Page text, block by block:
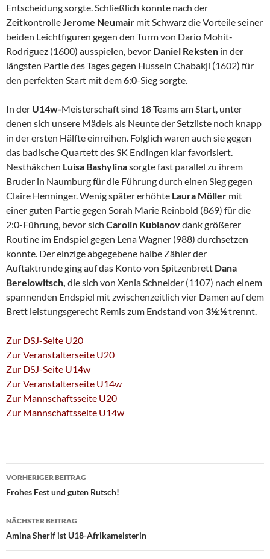
Entscheidung sorgte. Schließlich konnte nach der
ZeitkontrolleJerome Neumair mit Schwarz die Vorteile seiner
beiden Leichtfiguren gegen den Turm von Dario Mohit-
Rodriguez (1600) ausspielen, bevor Daniel Reksten in der
längsten Partie des Tages gegen Hussein Chabakji (1602) für
den perfekten Start mit dem6:0-Sieg sorgte.
In der U14w-Meisterschaft sind 18 Teams am Start, unter
denen sich unsere Mädels als Neunte der Setzliste noch knapp
in der ersten Hälfte einreihen. Folglich waren auch sie gegen
das badische Quartett des SK Endingen klar favorisiert.
Nesthäkchen Luisa Bashylinasorgte fast parallel zu ihrem
Bruder in Naumburg für die Führung durch einen Sieg gegen
Claire Henninger. Wenig später erhöhte Laura Möller mit
einer guten Partie gegen Sorah Marie Reinbold (869) für die
2:0-Führung, bevor sich Carolin Kublanovdank größerer
Routine im Endspiel gegen Lena Wagner (988) durchsetzen
konnte. Der einzige abgegebene halbe Zähler der
Auftaktrunde ging auf das Konto von Spitzenbrett Dana
Berelowitsch, die sich von Xenia Schneider (1107) nach einem
spannenden Endspiel mit zwischenzeitlich vier Damen auf dem
Brett leistungsgerecht Remis zum Endstand von 3½:½trennt.
Zur DSJ-Seite U20
Zur Veranstalterseite U20
Zur DSJ-Seite U14w
Zur Veranstalterseite U14w
Zur Mannschaftsseite U20
Zur Mannschaftsseite U14w
Beitragsnavigation
VORHERIGER BEITRAG
Frohes Fest und guten Rutsch!
NÄCHSTER BEITRAG
Amina Sherif ist U18-Afrikameisterin